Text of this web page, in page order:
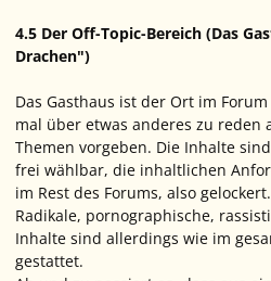
4.5 Der Off-Topic-Bereich (Das
Drachen")
Das Gasthaus ist der Ort im
mal über etwas anderes zu reden
Themen vorgeben. Die Inhalte
frei wählbar, die inhaltlichen
im Rest des Forums, also gelockert.
Radikale, pornographische,
Inhalte sind allerdings wie im
gestattet.